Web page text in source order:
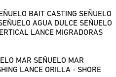
BAIT CASTING SEÑUELO
AGUA DULCE SEÑUELO
LANCE MIGRADORAS
MAR SEÑUELO MAR
LANCE ORILLA - SHORE